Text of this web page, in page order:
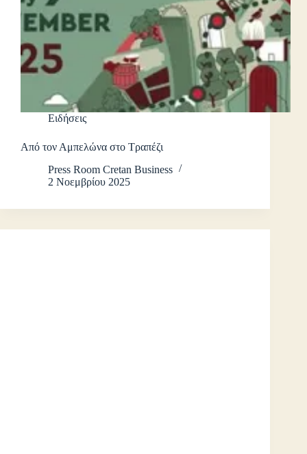
Ειδήσεις
Από τον Αμπελώνα στο Τραπέζι
Press Room Cretan Business
2 Νοεμβρίου 2025